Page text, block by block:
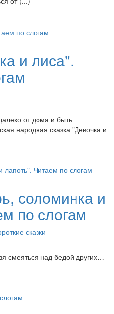
и лиса".
от дома и быть
народная сказка "Девочка и
соломинка и
по слогам
сказки
смеяться над бедой других…